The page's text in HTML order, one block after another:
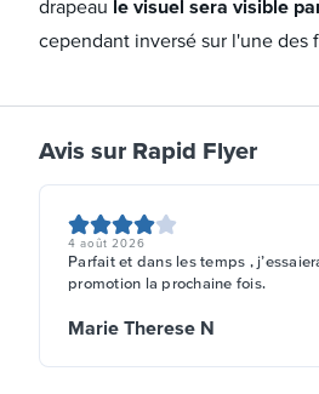
drapeau le visuel sera visible
cependant inversé sur l'une des
Avis sur Rapid Flyer
4 août 2026
Parfait et dans les temps ,
promotion la prochaine fois.
Marie Therese N